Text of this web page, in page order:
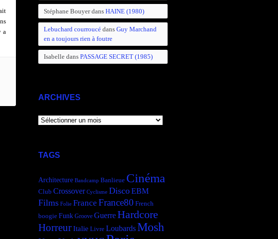
a
Stéphane Bouyerdans HAINE (1980)
Lebuchard courroucédans Guy Marchand
en a toujours rien à foutre
Isabelledans PASSAGE SECRET (1985)
ARCHIVES
ARCHIVES
TAGS
Architecture Bandcamp Banlieue Cinéma
Club Crossover Cyclisme DiscoEBM
Films Folie France France80 French
boogie Funk Groove GuerreHardcore
HorreurItalie Livre LoubardsMosh